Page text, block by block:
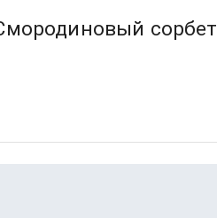
сорбет